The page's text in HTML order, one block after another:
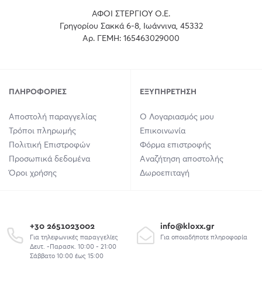
ΑΦΟΙ ΣΤΕΡΓΙΟΥ Ο.Ε.
Γρηγορίου Σακκά 6-8, Ιωάννινα, 45332
Αρ. ΓΕΜΗ: 165463029000
ΠΛΗΡΟΦΟΡΊΕΣ
Αποστολή παραγγελίας
Τρόποι πληρωμής
Πολιτική Επιστροφών
Προσωπικά δεδομένα
Όροι χρήσης
ΕΞΥΠΗΡΈΤΗΣΗ
Ο Λογαριασμός μου
Επικοινωνία
Φόρμα επιστροφής
Αναζήτηση αποστολής
Δωροεπιταγή
+30 2651023002
Για τηλεφωνικές παραγγελίες
Δευτ. -Παρασκ. 10:00 - 21:00
Σάββατο 10:00 έως 15:00
info@kloxx.gr
Για οποιαδήποτε πληροφορία